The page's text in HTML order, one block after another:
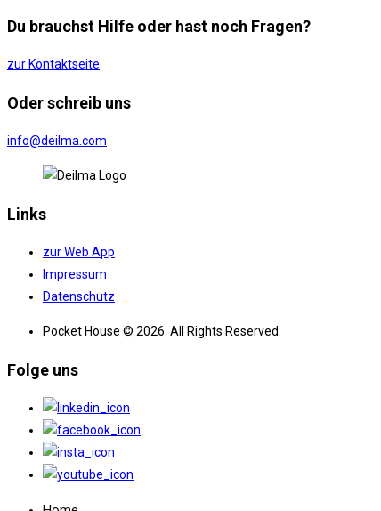
Du brauchst Hilfe oder hast noch Fragen?
zur Kontaktseite
Oder schreib uns
info@deilma.com
Links
zur Web App
Impressum
Datenschutz
Pocket House © 2026. All Rights Reserved.
Folge uns